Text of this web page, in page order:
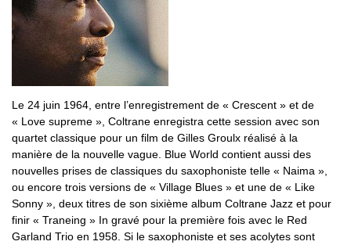
Le 24 juin 1964, entre l’enregistrement de « Crescent » et de
« Love supreme », Coltrane enregistra cette session avec son
quartet classique pour un film de Gilles Groulx réalisé à la
manière de la nouvelle vague. Blue World contient aussi des
nouvelles prises de classiques du saxophoniste telle « Naima »,
ou encore trois versions de « Village Blues » et une de « Like
Sonny », deux titres de son sixième album Coltrane Jazz et pour
finir « Traneing » In gravé pour la première fois avec le Red
Garland Trio en 1958. Si le saxophoniste et ses acolytes sont